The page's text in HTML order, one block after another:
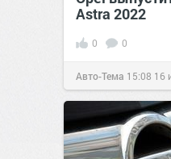
Astra 2022
0 0
Авто-Тема 15:08 16